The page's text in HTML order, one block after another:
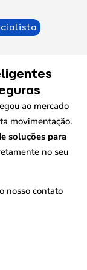
ao mercado
movimentação.
soluções para
no seu
nosso contato